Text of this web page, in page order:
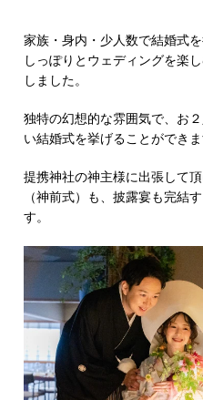
家族・身内・少人数で結婚式
しっぽりとウェディングを楽
しました。
独特の幻想的な雰囲気で、お
い結婚式を挙げることができま
提携神社の神主様に出張して
（神前式）も、披露宴も完結
す。